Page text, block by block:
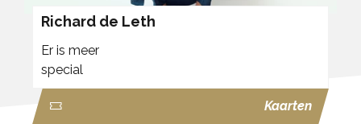
Richard de Leth
Er is meer
special
Kaarten